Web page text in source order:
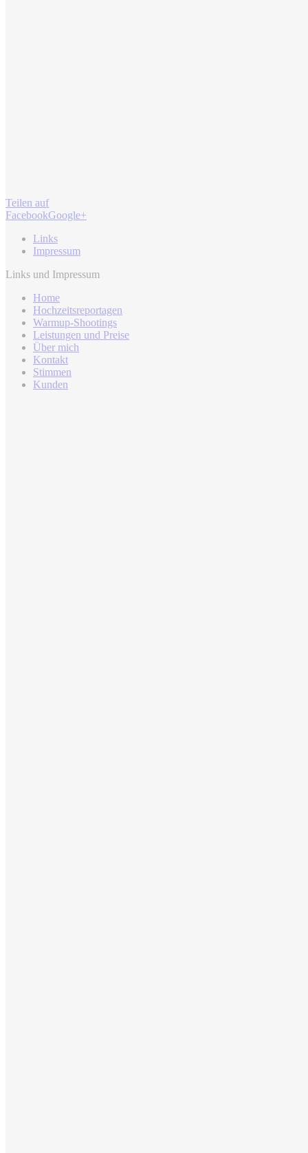
Teilen auf
FacebookGoogle+
Links
Impressum
Links und Impressum
Home
Hochzeitsreportagen
Warmup-Shootings
Leistungen und Preise
Über mich
Kontakt
Stimmen
Kunden